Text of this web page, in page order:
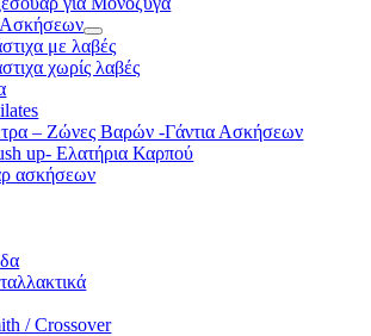
Ασκήσεων
με λαβές
χωρίς λαβές
– Ζώνες Βαρών -Γάντια Ασκήσεων
up- Ελατήρια Καρπού
ασκήσεων
/ Crossover